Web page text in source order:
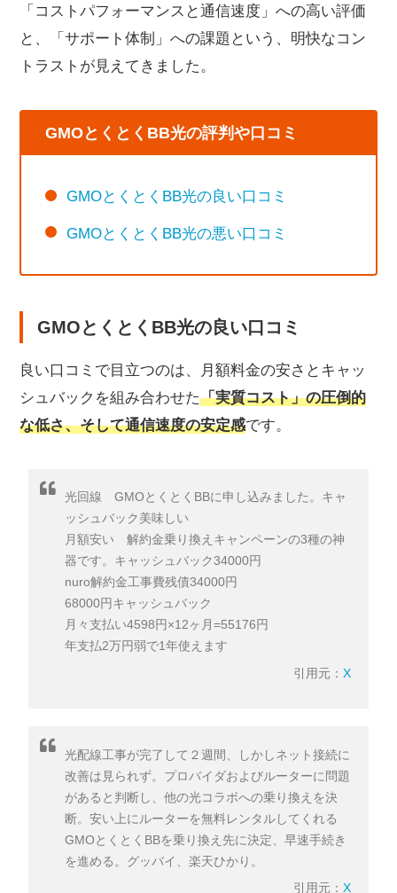
全国エリアをカバー（1ギガプラン）
通信速度への満足度が高い
mineoとのデータ増量特典がある
支払い方法がクレジットカードのみ
電話サポートが有料ダイヤル（通話料がかかる）
GMOとくとくBB光がおすすめな人・おすすめで
はない人
GMOとくとくBB光がおすすめな人
GMOとくとくBB光がおすすめではない人
GMOとくとくBB光と他社サービスを比較
GMOとくとくBB光の申し込み手順
光回線を初めて申し込む方（新規開設）
現在光回線を利用中の方（乗り換え）
GMOとくとくBB光に関してよくある質問
GMOとくとくBB光とGMO光アクセスは同じサービス
ですか？
1ギガと10ギガはどちらを選べばいいですか？
光電話・光テレビは使えますか？
解約したいときはどうすればいいですか？
まとめ
「コストパフォーマンスと通信速度」への高い評価
と、「サポート体制」への課題という、明快なコン
トラストが見えてきました。
GMOとくとくBB光の評判や口コミ
GMOとくとくBB光の良い口コミ
GMOとくとくBB光の悪い口コミ
GMOとくとくBB光の良い口コミ
良い口コミで目立つのは、月額料金の安さとキャッ
シュバックを組み合わせた「実質コスト」の圧倒的
な低さ、そして通信速度の安定感です。
光回線 GMOとくとくBBに申し込みました。キャ
ッシュバック美味しい
月額安い 解約金乗り換えキャンペーンの3種の神
器です。キャッシュバック34000円
nuro解約金工事費残債34000円
68000円キャッシュバック
月々支払い4598円×12ヶ月=55176円
年支払2万円弱で1年使えます
引用元： X
光配線工事が完了して２週間、しかしネット接続に
改善は見られず。プロバイダおよびルーターに問題
があると判断し、他の光コラボへの乗り換えを決
断。安い上にルーターを無料レンタルしてくれる
GMOとくとくBBを乗り換え先に決定、早速手続き
を進める。グッバイ、楽天ひかり。
引用元： X